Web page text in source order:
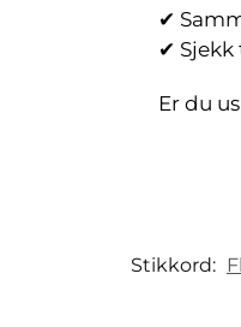
✔
✔
Er du
Stikkord: